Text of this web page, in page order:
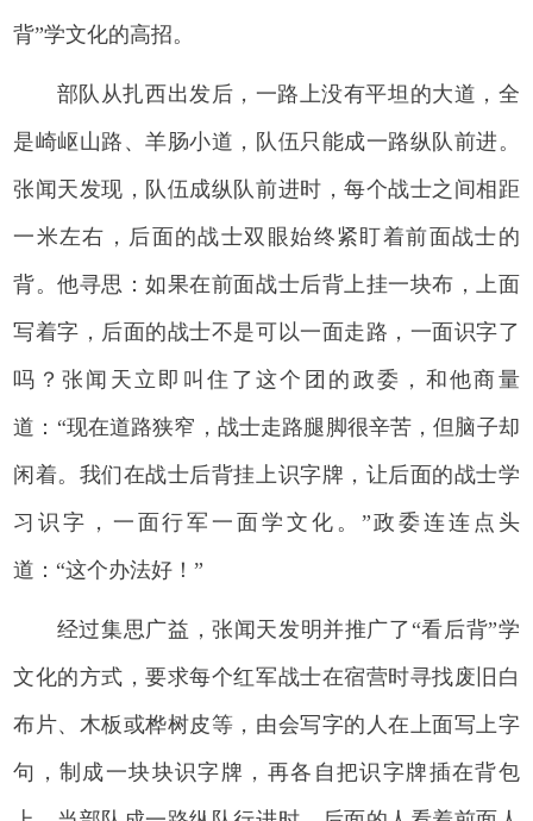
背”学文化的高招。
部队从扎西出发后，一路上没有平坦的大道，全
是崎岖山路、羊肠小道，队伍只能成一路纵队前进。
张闻天发现，队伍成纵队前进时，每个战士之间相距
一米左右，后面的战士双眼始终紧盯着前面战士的
背。他寻思：如果在前面战士后背上挂一块布，上面
写着字，后面的战士不是可以一面走路，一面识字了
吗？张闻天立即叫住了这个团的政委，和他商量
道：“现在道路狭窄，战士走路腿脚很辛苦，但脑子却
闲着。我们在战士后背挂上识字牌，让后面的战士学
习识字，一面行军一面学文化。”政委连连点头
道：“这个办法好！”
经过集思广益，张闻天发明并推广了“看后背”学
文化的方式，要求每个红军战士在宿营时寻找废旧白
布片、木板或桦树皮等，由会写字的人在上面写上字
句，制成一块块识字牌，再各自把识字牌插在背包